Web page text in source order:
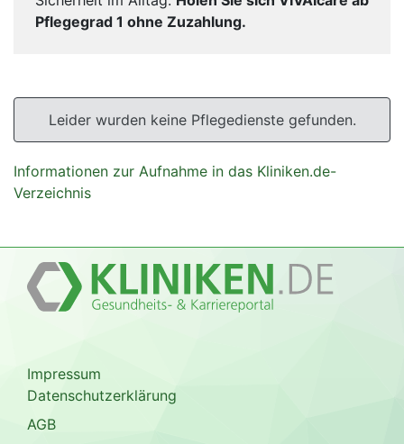
Pflegegrad 1 ohne Zuzahlung.
Leider wurden keine Pflegedienste gefunden.
Informationen zur Aufnahme in das Kliniken.de-
Verzeichnis
Impressum
Datenschutzerklärung
AGB